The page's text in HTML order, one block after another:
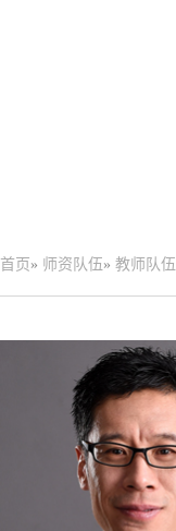
首页 » 师资队伍 » 教师队伍